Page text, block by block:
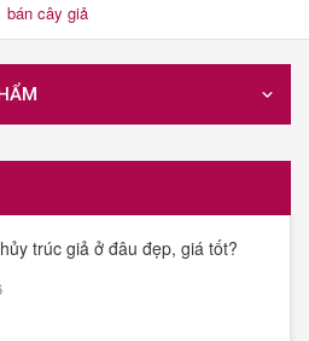
bán cây giả
trúc giả ở đâu đẹp, giá tốt?